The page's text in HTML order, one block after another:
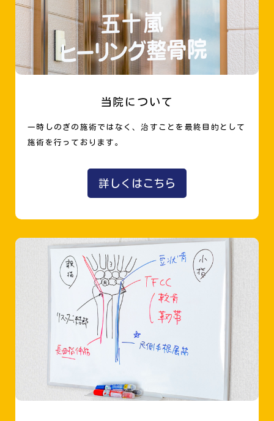
当院について
一時しのぎの施術ではなく、治すことを最終目的として
施術を行っております。
詳しくはこちら